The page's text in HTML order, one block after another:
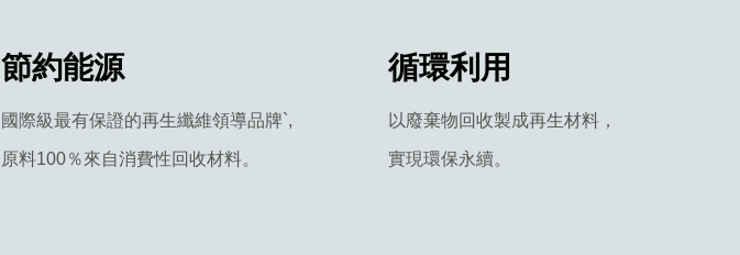
節約能源
國際級最有保證的再生纖維領導品牌`,
原料100％來自消費性回收材料。
循環利用
以廢棄物回收製成再生材料，
實現環保永續。